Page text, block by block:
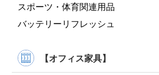
スポーツ・体育関連用品
バッテリーリフレッシュ
【オフィス家具】